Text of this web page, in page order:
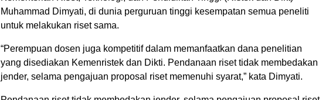
Muhammad Dimyati, di dunia perguruan tinggi kesempatan semua peneliti
untuk melakukan riset sama.
“Perempuan dosen juga kompetitif dalam memanfaatkan dana penelitian
yang disediakan Kemenristek dan Dikti. Pendanaan riset tidak membedakan
jender, selama pengajuan proposal riset memenuhi syarat,” kata Dimyati.